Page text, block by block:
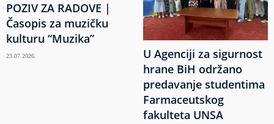
POZIV ZA RADOVE |
Časopis za muzičku
kulturu “Muzika”
23.07.2026.
U Agenciji za sigurnost
hrane BiH održano
predavanje studentima
Farmaceutskog
fakulteta UNSA